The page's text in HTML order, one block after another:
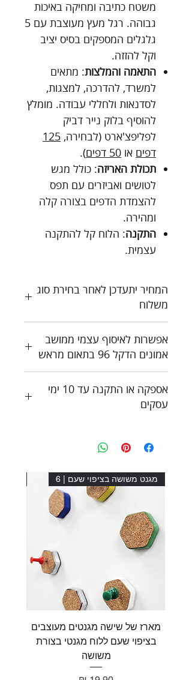
משטח כתיבה ומחיקה באיכות
גבוהה. רגל מעץ מעוצבת עם 5
גלגלים המספקים בסיס יציב
וקל להזזה.
התאמה והמלצות: מתאים
למשרד, להדרכה, למצגות,
לסדנאות ולחללי עבודה. מומלץ
להוסיף בלוק נייר דביק
לפליפצ'ארט (לבחירה, 125
דפים או 50 דפים
).
תכולת האריזה: כולל מגש
לטושים ואביזרים עם תפס
להצמדת הדפים בצורה קלה
ומהירה.
התקנה: הלוח קל להתקנה
עצמית.
המחיר יתעדכן לאחר בחירת סוג
משלוח
צור קשר לקבלת הצעת מחיר
אפשרות לאיסוף עצמי ממושב
אמונים הדקל 96 בתאום מראש
אספקה או התקנה עד 10 ימי
עסקים
מגנט משושה בציפוי שעם | 6
מארז של שישה מגנטים מעוצבים
בציפוי שעם ללוח מגנטי בצורת
משושה